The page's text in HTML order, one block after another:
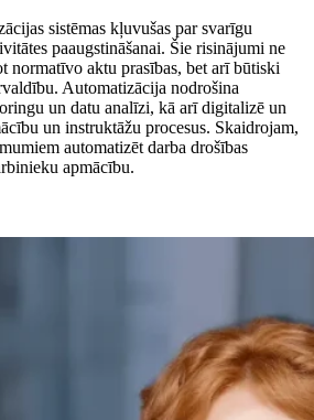
sistēmas kļuvušas par svarīgu
paaugstināšanai. Šie risinājumi ne
normatīvo aktu prasības, bet arī būtiski
Automatizācija nodrošina
un datu analīzi, kā arī digitalizē un
un instruktāžu procesus. Skaidrojam,
automatizēt darba drošības
apmācību.